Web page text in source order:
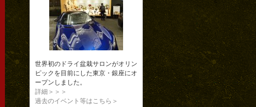
世界初のドライ盆栽サロンがオリン
ピックを目前にした東京・銀座にオ
ープンしました。
詳細＞＞＞
過去のイベント等はこちら＞